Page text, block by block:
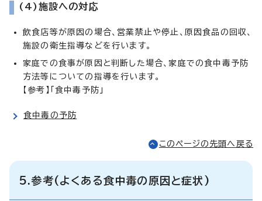
(4)施設への対応
飲食店等が原因の場合、営業禁止や停止、原因食品の回収、
施設の衛生指導などを行います。
家庭での食事が原因と判断した場合、家庭での食中毒予防
方法等についての指導を行います。
【参考】「食中毒予防」
食中毒の予防
このページの先頭へ戻る
5.参考(よくある食中毒の原因と症状)